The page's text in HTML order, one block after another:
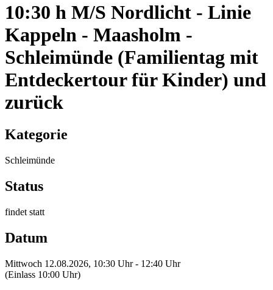
10:30 h M/S Nordlicht - Linie
Kappeln - Maasholm -
Schleimünde (Familientag mit
Entdeckertour für Kinder) und
zurück
Kategorie
Schleimünde
Status
findet statt
Datum
Mittwoch 12.08.2026, 10:30 Uhr - 12:40 Uhr
(Einlass 10:00 Uhr)